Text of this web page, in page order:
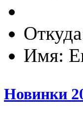
Имя:
Новинки